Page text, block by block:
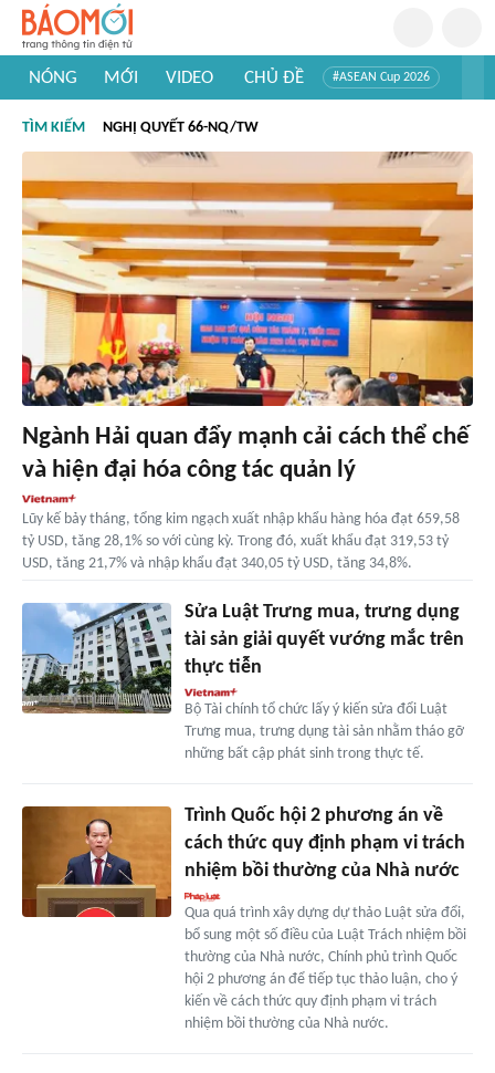
NÓNG MỚI VIDEO CHỦ ĐỀ #ASEAN Cup 2026
#Khám phá thế giới
TÌM KIẾM NGHỊ QUYẾT 66-NQ/TW
Ngành Hải quan đẩy mạnh cải cách thể chế
và hiện đại hóa công tác quản lý
Lũy kế bảy tháng, tổng kim ngạch xuất nhập khẩu hàng hóa đạt 659,58
tỷ USD, tăng 28,1% so với cùng kỳ. Trong đó, xuất khẩu đạt 319,53 tỷ
USD, tăng 21,7% và nhập khẩu đạt 340,05 tỷ USD, tăng 34,8%.
Sửa Luật Trưng mua, trưng dụng
tài sản giải quyết vướng mắc trên
thực tiễn
Bộ Tài chính tổ chức lấy ý kiến sửa đổi Luật
Trưng mua, trưng dụng tài sản nhằm tháo gỡ
những bất cập phát sinh trong thực tế.
Trình Quốc hội 2 phương án về
cách thức quy định phạm vi trách
nhiệm bồi thường của Nhà nước
Qua quá trình xây dựng dự thảo Luật sửa đổi,
bổ sung một số điều của Luật Trách nhiệm bồi
thường của Nhà nước, Chính phủ trình Quốc
hội 2 phương án để tiếp tục thảo luận, cho ý
kiến về cách thức quy định phạm vi trách
nhiệm bồi thường của Nhà nước.